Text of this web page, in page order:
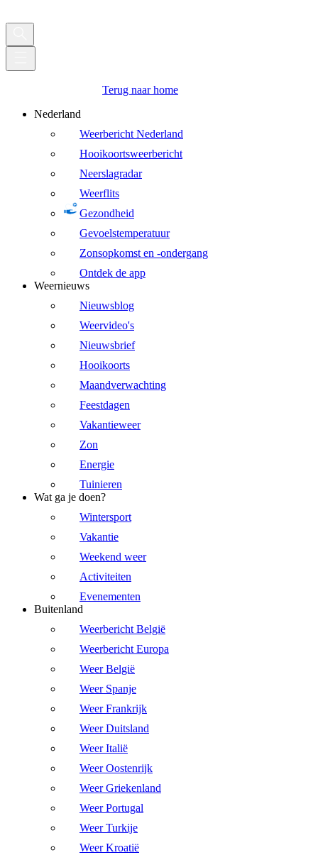
Terug naar home
Nederland
Weerbericht Nederland
Hooikoortsweerbericht
Neerslagradar
Weerflits
Gezondheid
Gevoelstemperatuur
Zonsopkomst en -ondergang
Ontdek de app
Weernieuws
Nieuwsblog
Weervideo's
Nieuwsbrief
Hooikoorts
Maandverwachting
Feestdagen
Vakantieweer
Zon
Energie
Tuinieren
Wat ga je doen?
Wintersport
Vakantie
Weekend weer
Activiteiten
Evenementen
Buitenland
Weerbericht België
Weerbericht Europa
Weer België
Weer Spanje
Weer Frankrijk
Weer Duitsland
Weer Italië
Weer Oostenrijk
Weer Griekenland
Weer Portugal
Weer Turkije
Weer Kroatië